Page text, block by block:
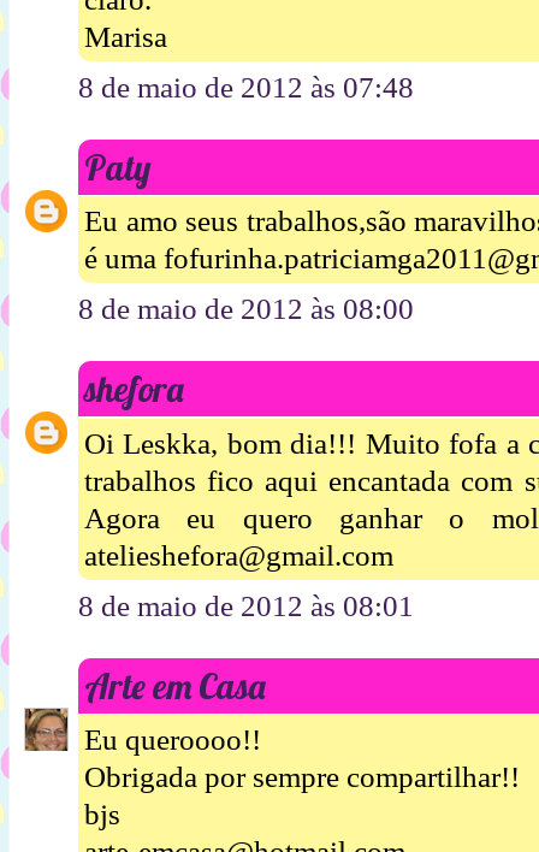
Marisa
8 de maio de 2012 às 07:48
Paty
Eu amo seus trabalhos,são
é uma
8 de maio de 2012 às 08:00
shefora
Oi Leskka, bom dia!!! Muito fofa a
trabalhos fico aqui encantada com
Agora eu quero ganhar o
atelieshefora@gmail.com
8 de maio de 2012 às 08:01
Arte em Casa
Eu queroooo!!
Obrigada por sempre compartilhar!!
bjs